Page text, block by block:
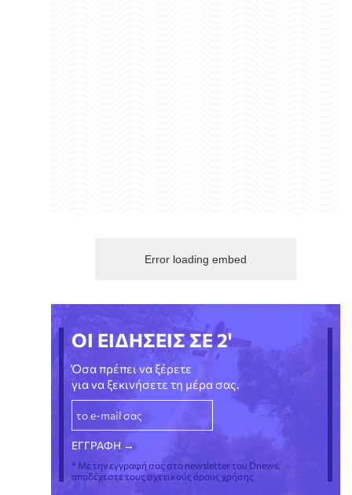
Error loading embed
ΟΙ ΕΙΔΗΣΕΙΣ ΣΕ 2'
Όσα πρέπει να ξέρετε
για να ξεκινήσετε τη μέρα σας.
* Με την εγγραφή σας στο newsletter του Dnews,
αποδέχεστε τους σχετικούς όρους χρήσης